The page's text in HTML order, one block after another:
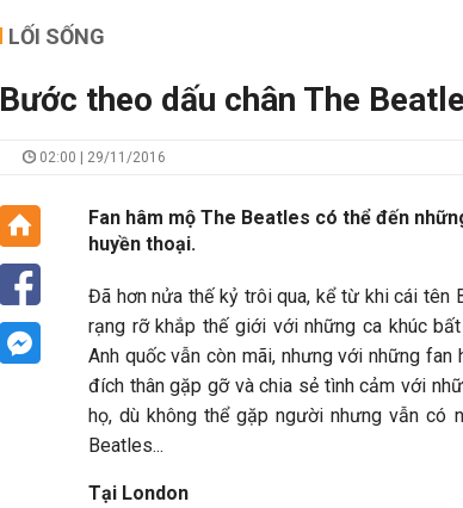
LỐI SỐNG
Bước theo dấu chân The
02:00 | 29/11/2016
Fan hâm mộ The Beatles có thể đến
huyền thoại.
Đã hơn nửa thế kỷ trôi qua, kể từ khi cái tên
rạng rỡ khắp thế giới với những ca khúc
Anh quốc vẫn còn mãi, nhưng với những
đích thân gặp gỡ và chia sẻ tình cảm với
họ, dù không thể gặp người nhưng vẫn có
Beatles...
Tại London